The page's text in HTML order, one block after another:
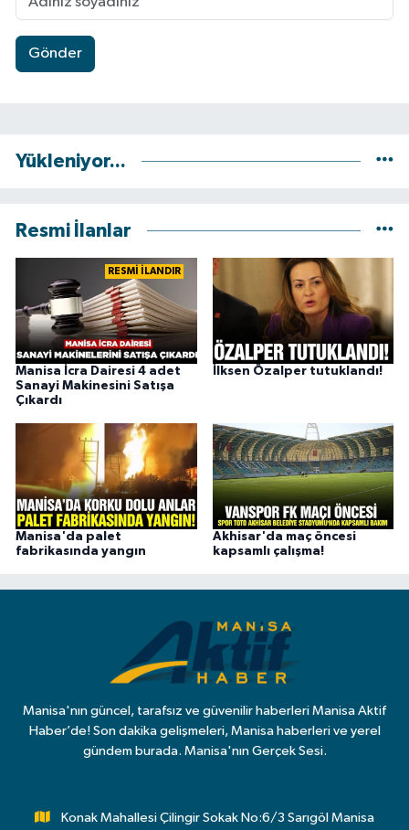
Gönder
Yükleniyor...
Resmi İlanlar
RESMİ İLANDIR
Manisa İcra Dairesi 4 adet
Sanayi Makinesini Satışa
Çıkardı
İlksen Özalper tutuklandı!
Manisa'da palet
fabrikasında yangın
Akhisar'da maç öncesi
kapsamlı çalışma!
Manisa'nın güncel, tarafsız ve güvenilir haberleri Manisa Aktif
Haber’de! Son dakika gelişmeleri, Manisa haberleri ve yerel
gündem burada. Manisa'nın Gerçek Sesi.
Konak Mahallesi Çilingir Sokak No:6/3 Sarıgöl Manisa